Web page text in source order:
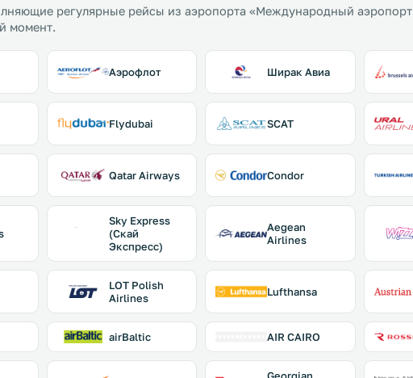
регулярные рейсы из аэропорта «Международный аэропорт
момент.
Аэрофлот Ширак Авиа
Flydubai SCAT
Qatar Airways Condor
Sky Express
(Скай
Экспресс)
Aegean
Airlines
LOT Polish
Airlines
Lufthansa
airBaltic AIR CAIRO